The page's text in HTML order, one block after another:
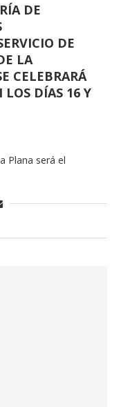
DE
DE
LA
CELEBRARÁ
DÍAS 16 Y
Plana será el